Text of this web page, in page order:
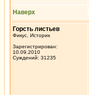
Наверх
Горсть листьев
Фикус, Историк
Зарегистрирован:
10.09.2010
Суждений: 31235